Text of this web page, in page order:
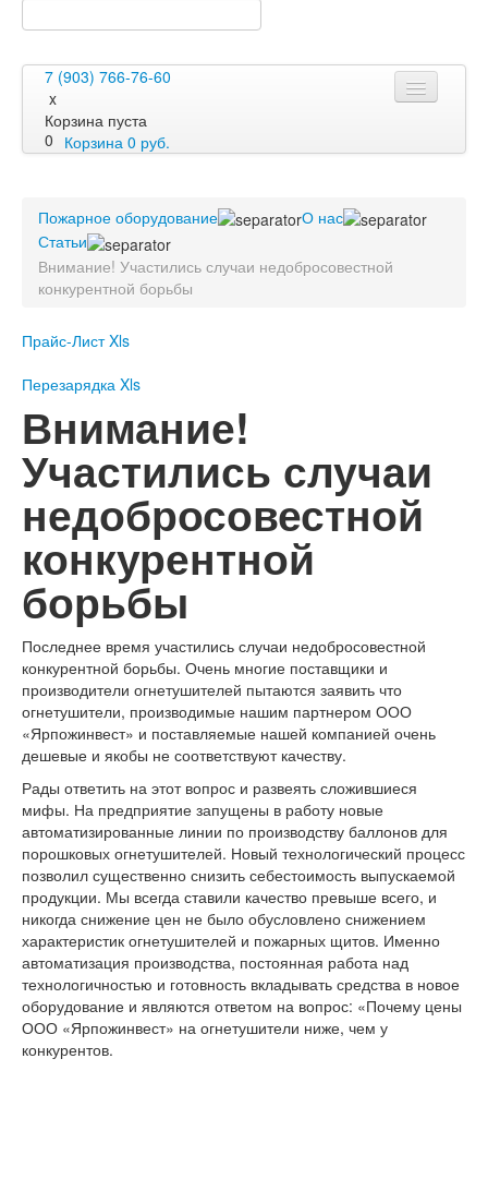
7 (903) 766-76-60
x
Корзина пуста
0 Корзина 0 руб.
Перезарядка
Перезарядка ОП
Перезарядка ОУ
Перезарядка ОВП
Статьи
Публичная оферта
Сертификаты
Вопрос-Ответ
Контакты
Пожарное оборудование
Перезарядка
Перезарядка ОП
Перезарядка ОУ
Перезарядка ОВП
Доставка
Оплата
Гарантии
О нас
Статьи
Публичная оферта
Сертификаты
Вопрос-Ответ
Контакты
Пожарное оборудование
О нас
Статьи
Внимание! Участились случаи недобросовестной
конкурентной борьбы
Прайс-Лист Xls
Перезарядка Xls
Внимание!
Участились случаи
недобросовестной
конкурентной
борьбы
Последнее время участились случаи недобросовестной
конкурентной борьбы. Очень многие поставщики и
производители огнетушителей пытаются заявить что
огнетушители, производимые нашим партнером ООО
«Ярпожинвест» и поставляемые нашей компанией очень
дешевые и якобы не соответствуют качеству.
Рады ответить на этот вопрос и развеять сложившиеся
мифы. На предприятие запущены в работу новые
автоматизированные линии по производству баллонов для
порошковых огнетушителей. Новый технологический процесс
позволил существенно снизить себестоимость выпускаемой
продукции. Мы всегда ставили качество превыше всего, и
никогда снижение цен не было обусловлено снижением
характеристик огнетушителей и пожарных щитов. Именно
автоматизация производства, постоянная работа над
технологичностью и готовность вкладывать средства в новое
оборудование и являются ответом на вопрос: «Почему цены
ООО «Ярпожинвест» на огнетушители ниже, чем у
конкурентов.